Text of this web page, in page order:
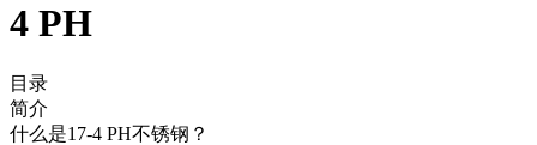
4 PH
目录
简介
什么是17-4 PH不锈钢？